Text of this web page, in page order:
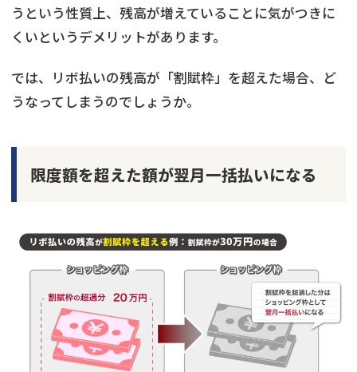
うという性質上、残高が増えていることに気がつきに
くいというデメリットがあります。
では、リボ払いの残高が「割賦枠」を超えた場合、ど
うなってしまうのでしょうか。
限度額を超えた額が翌月一括払いになる